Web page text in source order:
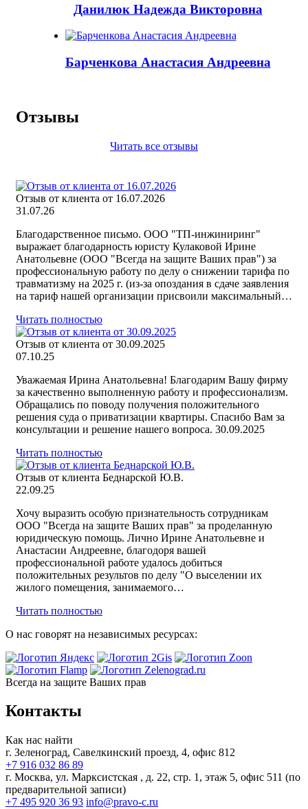
Данилюк Надежда Викторовна
Барченкова Анастасия Андреевна
Отзывы
Читать все отзывы
Отзыв от клиента от 16.07.2026
31.07.26
Благодарственное письмо. ООО "ТП-инжиниринг"
выражает благодарность юристу Кулаковой Ирине
Анатольевне (ООО "Всегда на защите Ваших прав") за
профессиональную работу по делу о снижении тарифа по
травматизму на 2025 г. (из-за опоздания в сдаче заявления
на тариф нашей организации присвоили максимальный…
Читать полностью
Отзыв от клиента от 30.09.2025
07.10.25
Уважаемая Ирина Анатольевна! Благодарим Вашу фирму
за качественно выполненную работу и профессионализм.
Обращались по поводу получения положительного
решения суда о приватизации квартиры. Спасибо Вам за
консультации и решение нашего вопроса. 30.09.2025
Читать полностью
Отзыв от клиента Беднарской Ю.В.
22.09.25
Хочу выразить особую признательность сотрудникам
ООО "Всегда на защите Ваших прав" за проделанную
юридическую помощь. Лично Ирине Анатольевне и
Анастасии Андреевне, благодоря вашей
профессиональной работе удалось добиться
положительных результов по делу "О выселении их
жилого помещения, занимаемого…
Читать полностью
О нас говорят на независимых ресурсах:
Всегда на защите Ваших прав
Контакты
Как нас найти
г. Зеленоград, Савелкинский проезд, 4, офис 812
+7 916 032 86 89
г. Москва, ул. Марксистская , д. 22, стр. 1, этаж 5, офис 511 (по
предварительной записи)
+7 495 920 36 93 info@pravo-c.ru